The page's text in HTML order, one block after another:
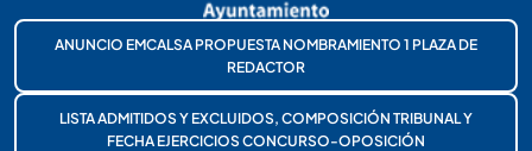
ANUNCIO EMCALSA PROPUESTA NOMBRAMIENTO 1 PLAZA DE
REDACTOR
LISTA ADMITIDOS Y EXCLUIDOS, COMPOSICIÓN TRIBUNAL Y
FECHA EJERCICIOS CONCURSO-OPOSICIÓN